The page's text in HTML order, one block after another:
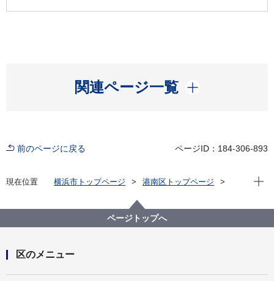
関連ページ一覧
開く
前のページに戻る ページID：184-306-893
現在位置 横浜市トップページ
港南区トップページ
港南台地区センターでの図書取次サービスについて
現在
ページトップへ
区のメニュー